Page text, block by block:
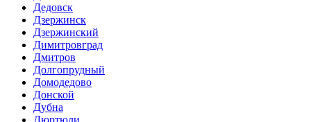
Дедовск
Дзержинск
Дзержинский
Димитровград
Дмитров
Долгопрудный
Домодедово
Донской
Дубна
Дюртюли